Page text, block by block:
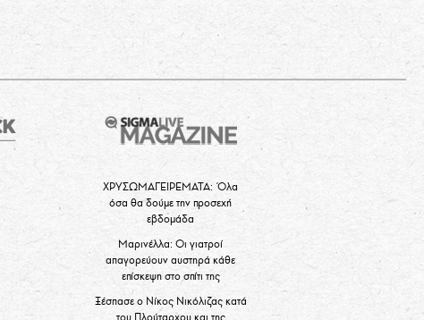
ΧΡΥΣΩΜΑΓΕΙΡΕΜΑΤΑ: Όλα
όσα θα δούμε την προσεχή
εβδομάδα
Μαρινέλλα: Οι γιατροί
απαγορεύουν αυστηρά κάθε
επίσκεψη στο σπίτι της
Ξέσπασε ο Νίκος Νικόλιζας κατά
του Πλούταρχου και της